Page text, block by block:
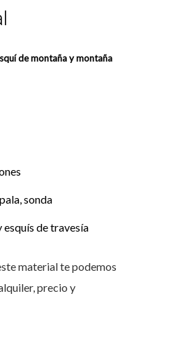
de montaña y montaña
sonda
esquís de travesía
material te podemos
precio y